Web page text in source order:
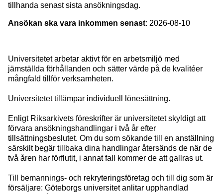
tillhanda senast sista ansökningsdag.
Ansökan ska vara inkommen senast: 2026-08-10
Universitetet arbetar aktivt för en arbetsmiljö med
jämställda förhållanden och sätter värde på de kvalitéer
mångfald tillför verksamheten.
Universitetet tillämpar individuell lönesättning.
Enligt Riksarkivets föreskrifter är universitetet skyldigt att
förvara ansökningshandlingar i två år efter
tillsättningsbeslutet. Om du som sökande till en anställning
särskilt begär tillbaka dina handlingar återsänds de när de
två åren har förflutit, i annat fall kommer de att gallras ut.
Till bemannings- och rekryteringsföretag och till dig som är
försäljare: Göteborgs universitet anlitar upphandlad